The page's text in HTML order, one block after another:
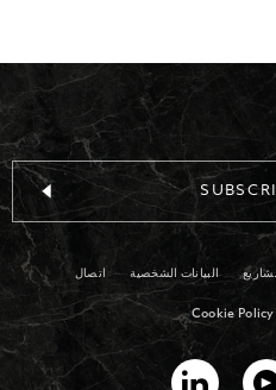
البيانات الشخصية اتصال
Cookie